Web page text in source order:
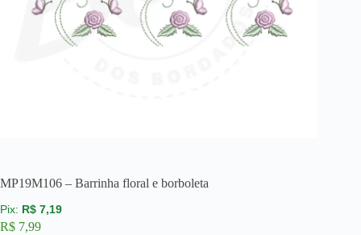
MP19M106 – Barrinha floral e borboleta
R$ 7,19
R$ 7,99